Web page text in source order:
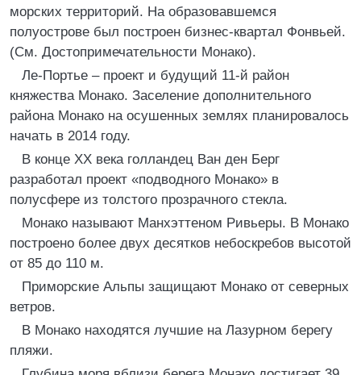
морских территорий. На образовавшемся
полуострове был построен бизнес-квартал Фонвьей.
(См. Достопримечательности Монако).
Ле-Портье – проект и будущий 11-й район
княжества Монако. Заселение дополнительного
района Монако на осушенных землях планировалось
начать в 2014 году.
В конце ХХ века голландец Ван ден Берг
разработал проект «подводного Монако» в
полусфере из толстого прозрачного стекла.
Монако называют Манхэттеном Ривьеры. В Монако
построено более двух десятков небоскребов высотой
от 85 до 110 м.
Приморские Альпы защищают Монако от северных
ветров.
В Монако находятся лучшие на Лазурном берегу
пляжи.